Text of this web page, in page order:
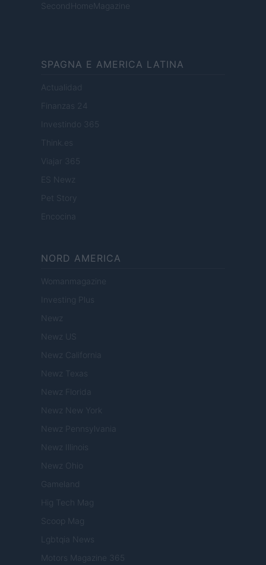
SecondHomeMagazine
SPAGNA E AMERICA LATINA
Actualidad
Finanzas 24
Investindo 365
Think.es
Viajar 365
ES Newz
Pet Story
Encocina
NORD AMERICA
Womanmagazine
Investing Plus
Newz
Newz US
Newz California
Newz Texas
Newz Florida
Newz New York
Newz Pennsylvania
Newz Illinois
Newz Ohio
Gameland
Hig Tech Mag
Scoop Mag
Lgbtqia News
Motors Magazine 365